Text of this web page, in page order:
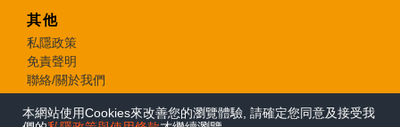
本網站使用Cookies來改善您的瀏覽體驗, 請確定您同意及接受我
其他
私隱政策
免責聲明
聯絡/關於我們
© 2026 e-zone. All Rights Reserved.